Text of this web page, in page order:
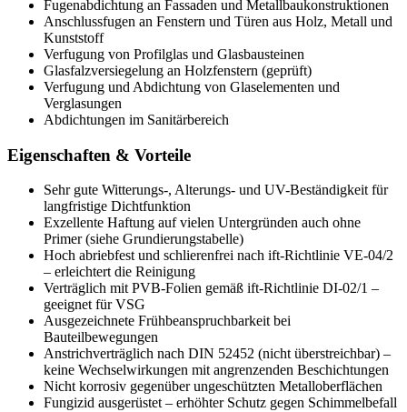
Fugenabdichtung an Fassaden und Metallbaukonstruktionen
Anschlussfugen an Fenstern und Türen aus Holz, Metall und
Kunststoff
Verfugung von Profilglas und Glasbausteinen
Glasfalzversiegelung an Holzfenstern (geprüft)
Verfugung und Abdichtung von Glaselementen und
Verglasungen
Abdichtungen im Sanitärbereich
Eigenschaften & Vorteile
Sehr gute Witterungs-, Alterungs- und UV-Beständigkeit für
langfristige Dichtfunktion
Exzellente Haftung auf vielen Untergründen auch ohne
Primer (siehe Grundierungstabelle)
Hoch abriebfest und schlierenfrei nach ift-Richtlinie VE-04/2
– erleichtert die Reinigung
Verträglich mit PVB-Folien gemäß ift-Richtlinie DI-02/1 –
geeignet für VSG
Ausgezeichnete Frühbeanspruchbarkeit bei
Bauteilbewegungen
Anstrichverträglich nach DIN 52452 (nicht überstreichbar) –
keine Wechselwirkungen mit angrenzenden Beschichtungen
Nicht korrosiv gegenüber ungeschützten Metalloberflächen
Fungizid ausgerüstet – erhöhter Schutz gegen Schimmelbefall